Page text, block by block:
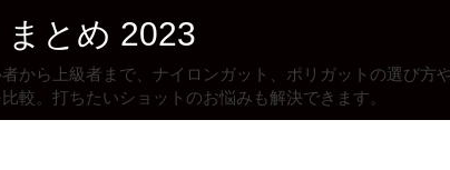
から上級者まで、ナイロンガット、ポリガットの選び方
較。打ちたいショットのお悩みも解決できます。